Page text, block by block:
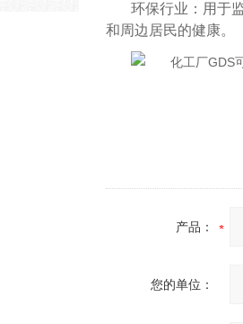
环保行业：用于
和周边居民的健康。
产品：
您的单位：